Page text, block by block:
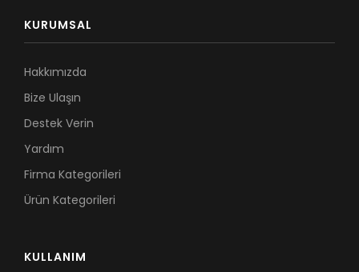
KURUMSAL
Hakkımızda
Bize Ulaşın
Destek Verin
Yardım
Firma Kategorileri
Ürün Kategorileri
KULLANIM